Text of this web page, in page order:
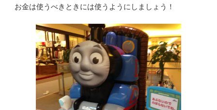
お金は使うべきときには使うようにしましょう！